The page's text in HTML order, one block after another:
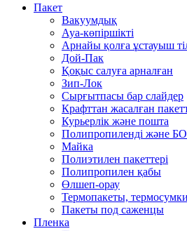
Пакет
Вакуумдық
Ауа-көпіршікті
Арнайы қолға ұстауыш
Дой-Пак
Қоқыс салуға арналған
Зип-Лок
Сырғытпасы бар слайдер
Крафттан жасалған
Курьерлік және пошта
Полипропиленді және
Майка
Полиэтилен пакеттері
Полипропилен қабы
Өлшеп-орау
Термопакеты, термосумки
Пакеты под саженцы
Пленка